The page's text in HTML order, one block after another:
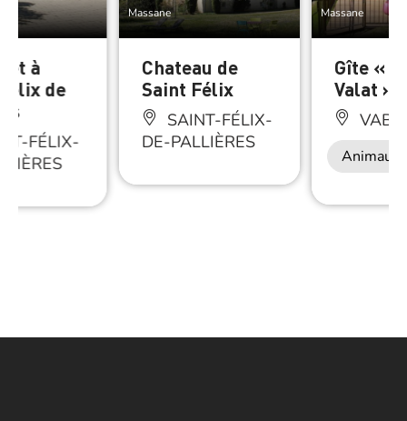
à
de
FÉLIX-
Massane
Chateau de
Saint Félix
SAINT-FÉLIX-
DE-PALLIÈRES
Massane
Gîte «
Valat »
Animaux